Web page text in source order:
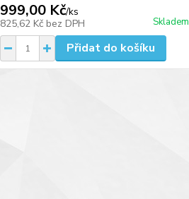
999,00 Kč/ks
825,62 Kč bez DPH Skladem
Přidat do košíku